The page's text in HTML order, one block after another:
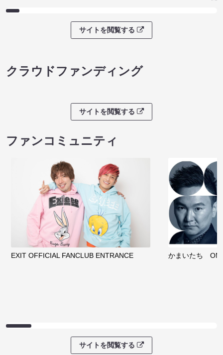
サイトを閲覧する
クラウドファンディング
サイトを閲覧する
ファンコミュニティ
EXIT OFFICIAL FANCLUB ENTRANCE かまいたち
サイトを閲覧する